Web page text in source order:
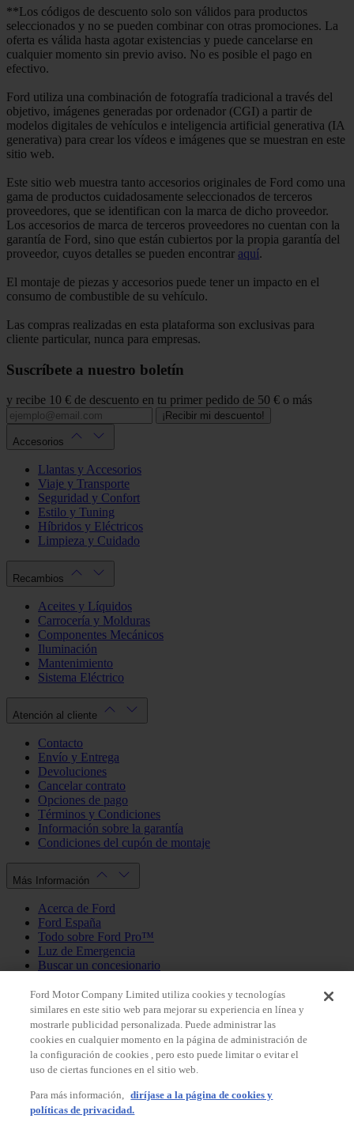
**Los códigos de descuento solo son válidos para productos
seleccionados y no se pueden combinar con otras promociones. La
oferta es válida hasta agotar existencias y puede cancelarse en
cualquier momento sin previo aviso. No es posible el pago en
efectivo.
Ford utiliza una combinación de fotografía tradicional a través del
objetivo, imágenes generadas por ordenador (CGI) a partir de
modelos digitales de vehículos e inteligencia artificial generativa (IA
generativa) para crear los vídeos e imágenes que se muestran en este
sitio web.
Este sitio web muestra tanto accesorios originales de Ford como una
gama de productos cuidadosamente seleccionados de terceros
proveedores, que se identifican con la marca de dicho proveedor.
Los accesorios de marca de terceros proveedores no cuentan con la
garantía de Ford, sino que están cubiertos por la propia garantía del
proveedor, cuyos detalles se pueden encontrar aquí.
El montaje de piezas y accesorios puede tener un impacto en el
consumo de combustible de su vehículo.
Las compras realizadas en esta plataforma son exclusivas para
cliente particular, nunca para empresas.
Suscríbete a nuestro boletín
y recibe 10 € de descuento en tu primer pedido de 50 € o más
¡Recibir mi descuento!
Accesorios
Llantas y Accesorios
Viaje y Transporte
Seguridad y Confort
Estilo y Tuning
Híbridos y Eléctricos
Limpieza y Cuidado
Recambios
Aceites y Líquidos
Carrocería y Molduras
Componentes Mecánicos
Iluminación
Mantenimiento
Sistema Eléctrico
Atención al cliente
Contacto
Envío y Entrega
Devoluciones
Cancelar contrato
Opciones de pago
Términos y Condiciones
Información sobre la garantía
Condiciones del cupón de montaje
Más Información
Acerca de Ford
Ford España
Todo sobre Ford Pro™
Luz de Emergencia
Buscar un concesionario
Política de privacidad
Mi Cuenta
Iniciar sesión / Registrarse
Mis pedidos
País
Ford Motor Company Limited utiliza cookies y tecnologías
similares en este sitio web para mejorar su experiencia en línea y
mostrarle publicidad personalizada. Puede administrar las
cookies en cualquier momento en la página de administración de
la configuración de cookies , pero esto puede limitar o evitar el
uso de ciertas funciones en el sitio web.
Para más información, diríjase a la página de cookies y
políticas de privacidad.